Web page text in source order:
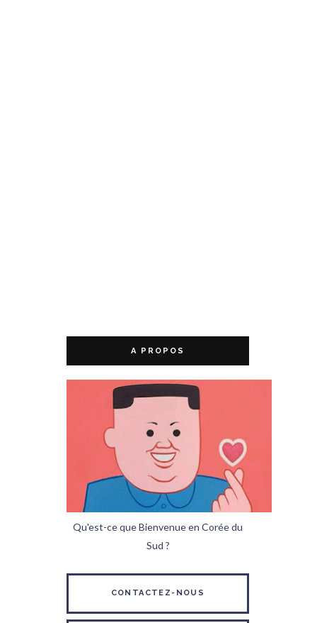
A PROPOS
Qu'est-ce que Bienvenue en Corée du
Sud ?
CONTACTEZ-NOUS